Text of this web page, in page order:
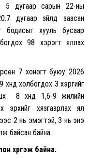
5 дугаар сарын 22-ны
дугаар зүйлд заасан
бодисыг хууль бусаар
98 хэрэгт яллах
7 хоногт буюу 2026
холбогдох 3 хэргийг
8 хүнд 1,6-9 жилийн
эрхийг хязгаарлах ял
2 нь эмэгтэй, 3 нь энэ
байсан байна.
хүргэж байна.